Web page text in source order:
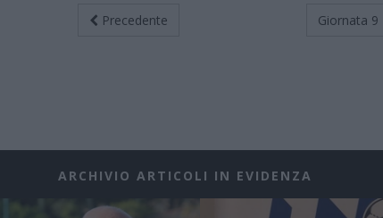
Precedente Giornata 9
ARCHIVIO ARTICOLI IN EVIDENZA